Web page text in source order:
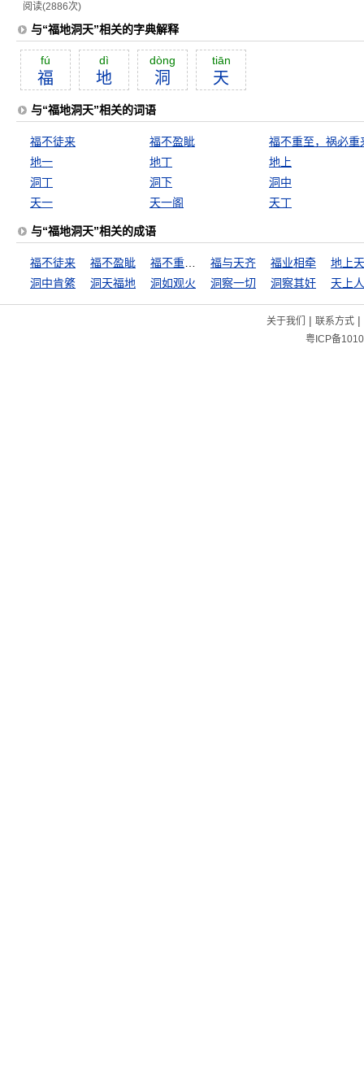
阅读(2886次)
与“福地洞天”相关的字典解释
fú
福
dì
地
dòng
洞
tiān
天
与“福地洞天”相关的词语
福不徒来 福不盈眦
福不重至，祸必重
地一
地丁
地上
洞丁
洞下
洞中
天一
天一阁 天丁
与“福地洞天”相关的成语
福不徒来 福不盈眦 福与天齐 福业相牵
地上
洞中肯綮
洞天福地 洞如观火 洞察一切 洞察其奸 天上
关于我们 | 联系方式|
粤ICP备